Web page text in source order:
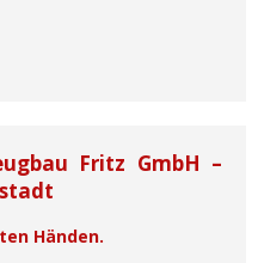
Fritz GmbH –
Händen.